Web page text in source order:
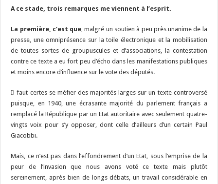
A ce stade, trois remarques me viennent à l’esprit.
La première, c’est que, malgré un soutien à peu près unanime de la
presse, une omniprésence sur la toile électronique et la mobilisation
de toutes sortes de groupuscules et d’associations, la contestation
contre ce texte a eu fort peu d’écho dans les manifestations publiques
et moins encore d’influence sur le vote des députés.
Il faut certes se méfier des majorités larges sur un texte controversé
puisque, en 1940, une écrasante majorité du parlement français a
remplacé la République par un Etat autoritaire avec seulement quatre-
vingts voix pour s’y opposer, dont celle d’ailleurs d’un certain Paul
Giacobbi.
Mais, ce n’est pas dans l’effondrement d’un Etat, sous l’emprise de la
peur de l’invasion que nous avons voté ce texte mais plutôt
sereinement, après bien de longs débats, un travail considérable en